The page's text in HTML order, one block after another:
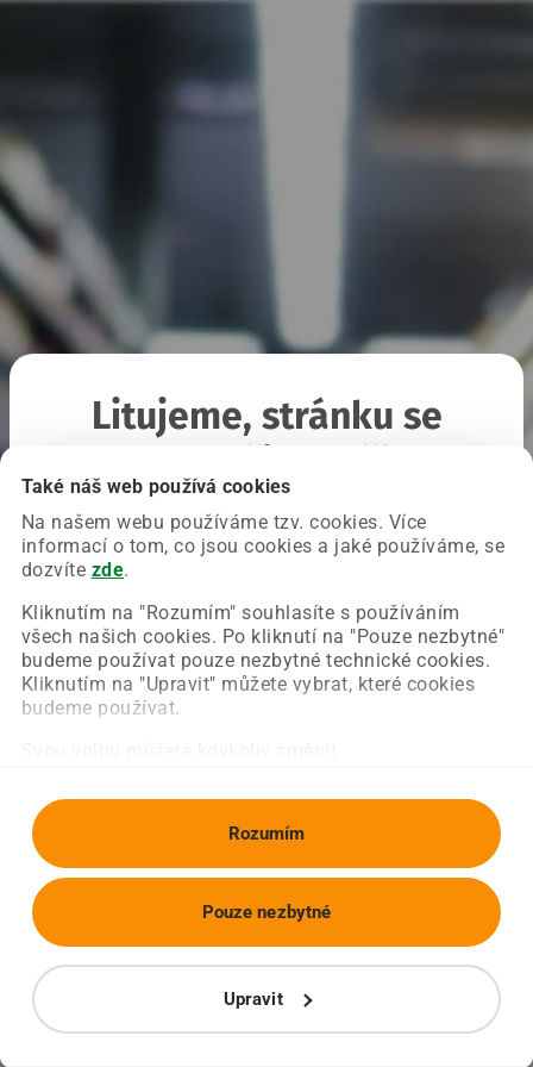
Také náš web používá cookies
Na našem webu používáme tzv. cookies. Více
informací o tom, co jsou cookies a jaké používáme, se
dozvíte zde.
Kliknutím na "Rozumím" souhlasíte s používáním
všech našich cookies. Po kliknutí na "Pouze nezbytné"
budeme používat pouze nezbytné technické cookies.
Kliknutím na "Upravit" můžete vybrat, které cookies
budeme používat.
Rozumím
Upravit
Pouze nezbytné
Litujeme, stránku se
Chyba nastala na naší straně a už ji opravujeme.
Zkuste prosím znovu načíst požadovanou stránku.
Obnovit stránku Úvodní strana